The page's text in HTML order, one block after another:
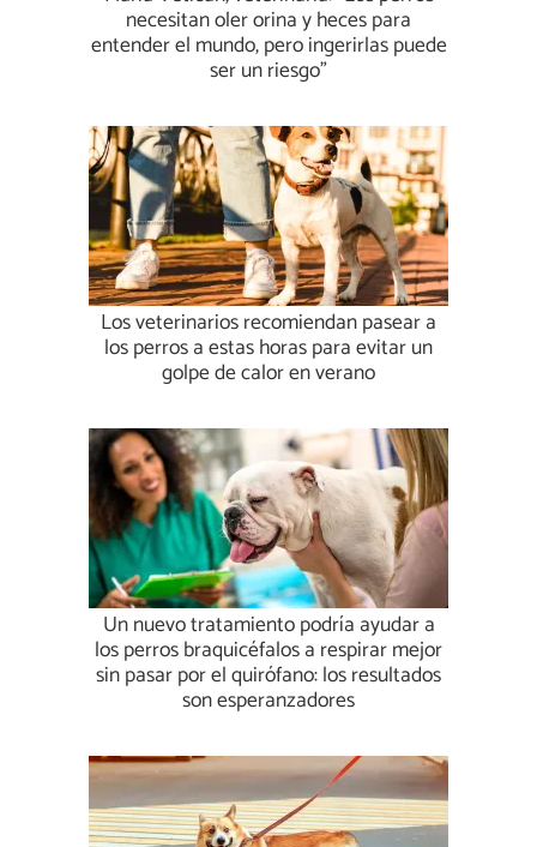
necesitan oler orina y heces para
entender el mundo, pero ingerirlas puede
ser un riesgo”
Los veterinarios recomiendan pasear a
los perros a estas horas para evitar un
golpe de calor en verano
Un nuevo tratamiento podría ayudar a
los perros braquicéfalos a respirar mejor
sin pasar por el quirófano: los resultados
son esperanzadores